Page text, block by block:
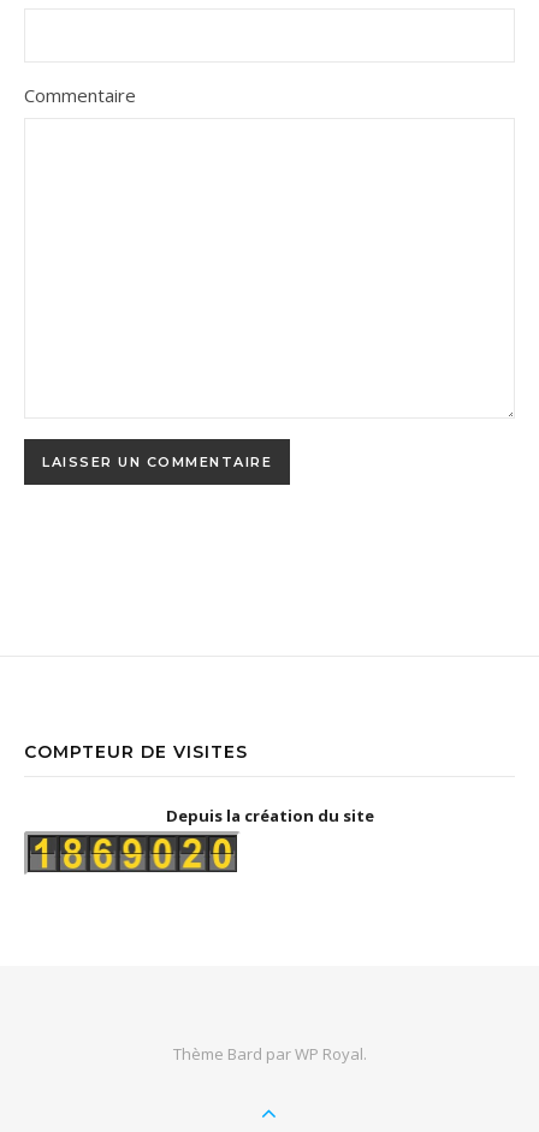
Commentaire
COMPTEUR DE VISITES
Depuis la création du site
Thème Bard parWP Royal.